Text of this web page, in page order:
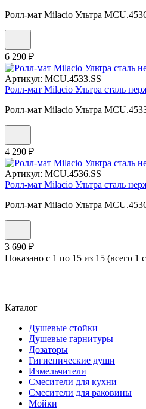
Ролл-мат Milacio Ультра
6 290 ₽
Артикул: MCU.4533.SS
Ролл-мат Milacio Ультра сталь
Ролл-мат Milacio Ультра
4 290 ₽
Артикул: MCU.4536.SS
Ролл-мат Milacio Ультра сталь
Ролл-мат Milacio Ультра
3 690 ₽
Показано с 1 по 15 из 15 (всего 1
Каталог
Душевые стойки
Душевые гарнитуры
Дозаторы
Гигиенические души
Измельчители
Смесители для кухни
Смесители для раковины
Мойки